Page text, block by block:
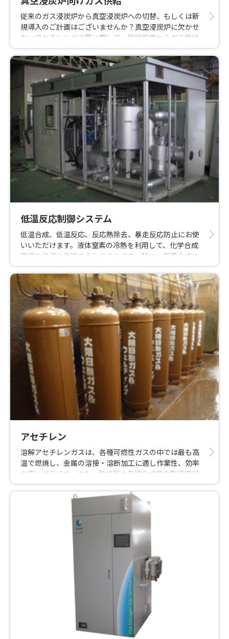
従来のガス浸炭炉から真空浸炭炉への切替、もしくは新
規導入のご計画はございませんか？真空浸炭炉に欠かせ
ないアセチレンガス等に関して、供給設備からガス供給
までをご提案致します！省エネルギー且つ大幅な生産性
アップへ貢献いたします。
低温反応制御システム
低温合成、低温反応、反応熱除去、暴走反応防止にお使
いいただけます。液体窒素の冷熱を利用して、化学合成
環境を低温に保持するシステムです。特に、医薬合成に
欠かせない、温度制御±１℃以内といった精密な温度制
御も可能です。国内実績No.1。お客様の設備に応じて
様々なカスタマイズも可能です。
アセチレン
溶解アセチレンガスは、各種可燃性ガスの中では最も高
温で燃焼し、金属の溶接・溶断加工に適し作業性、効率
の高いガスです。また、熱処理や有機合成品の製造原料
としても使用されています。